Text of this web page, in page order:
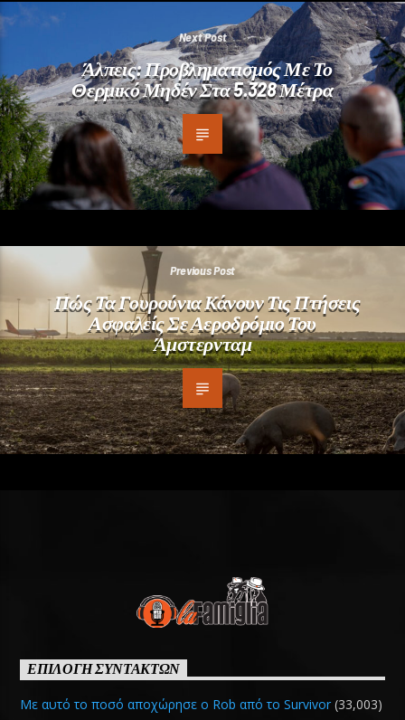
Next Post
Άλπεις: Προβληματισμός Με Το
Θερμικό Μηδέν Στα 5.328 Μέτρα
Previous Post
Πώς Τα Γουρούνια Κάνουν Τις Πτήσεις
Ασφαλείς Σε Αεροδρόμιο Του
Άμστερνταμ
ΕΠΙΛΟΓΗ ΣΥΝΤΑΚΤΩΝ
Με αυτό το ποσό αποχώρησε ο Rob από το Survivor (33,003)